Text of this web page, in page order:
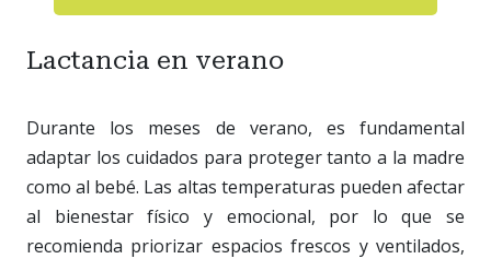
Lactancia en verano
Durante los meses de verano, es fundamental
adaptar los cuidados para proteger tanto a la madre
como al bebé. Las altas temperaturas pueden afectar
al bienestar físico y emocional, por lo que se
recomienda priorizar espacios frescos y ventilados,